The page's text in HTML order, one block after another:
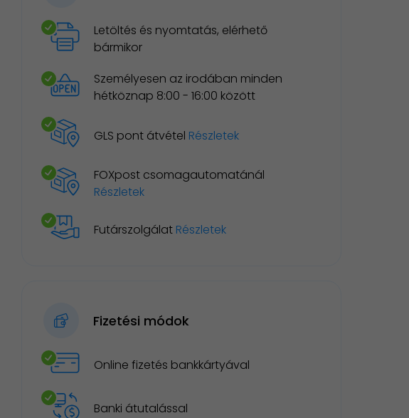
Letöltés és nyomtatás, elérhető
bármikor
Személyesen az irodában minden
hétköznap 8:00 - 16:00 között
GLS pont átvétel Részletek
FOXpost csomagautomatánál
Részletek
Futárszolgálat Részletek
Fizetési módok
Online fizetés bankkártyával
Banki átutalással